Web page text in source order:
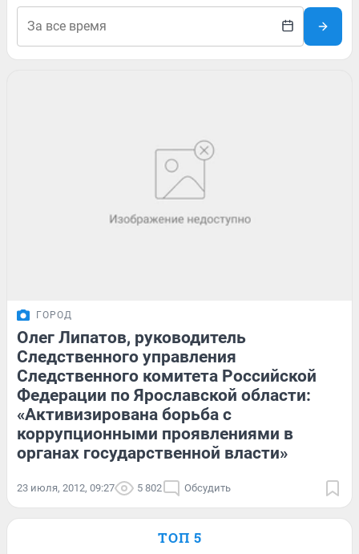
ГОРОД
Олег Липатов, руководитель
Следственного управления
Следственного комитета Российской
Федерации по Ярославской области:
«Активизирована борьба с
коррупционными проявлениями в
органах государственной власти»
23 июля, 2012, 09:27 5 802 Обсудить
ТОП 5